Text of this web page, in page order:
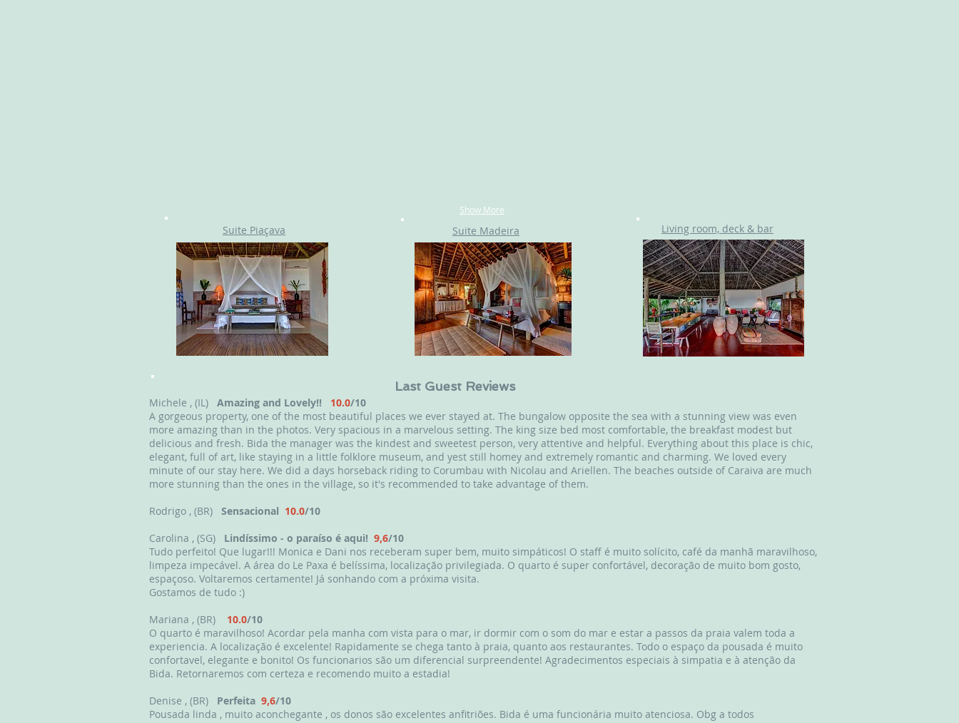
Show More
Suite Piaçava Suite Madeira Living room, deck & bar
Last Guest Reviews
Michele , (IL) Amazing and Lovely!! 10.0/10
A gorgeous property, one of the most beautiful places we ever stayed at. The bungalow opposite the sea with a stunning view was even
more amazing than in the photos. Very spacious in a marvelous setting. The king size bed most comfortable, the breakfast modest but
delicious and fresh. Bida the manager was the kindest and sweetest person, very attentive and helpful. Everything about this place is chic,
elegant, full of art, like staying in a little folklore museum, and yest still homey and extremely romantic and charming. We loved every
minute of our stay here. We did a days horseback riding to Corumbau with Nicolau and Ariellen. The beaches outside of Caraiva are much
more stunning than the ones in the village, so it's recommended to take advantage of them.
Rodrigo , (BR) Sensacional 10.0/10
Carolina , (SG) Lindíssimo - o paraíso é aqui! 9,6/10
Tudo perfeito! Que lugar!!! Monica e Dani nos receberam super bem, muito simpáticos! O staff é muito solícito, café da manhã maravilhoso,
limpeza impecável. A área do Le Paxa é belíssima, localização privilegiada. O quarto é super confortável, decoração de muito bom gosto,
espaçoso. Voltaremos certamente! Já sonhando com a próxima visita.
Gostamos de tudo :)
Mariana , (BR)
10.0/10
O quarto é maravilhoso! Acordar pela manha com vista para o mar, ir dormir com o som do mar e estar a passos da praia valem toda a
experiencia. A localização é excelente! Rapidamente se chega tanto à praia, quanto aos restaurantes. Todo o espaço da pousada é muito
confortavel, elegante e bonito! Os funcionarios são um diferencial surpreendente! Agradecimentos especiais à simpatia e à atenção da
Bida. Retornaremos com certeza e recomendo muito a estadia!
Denise , (BR) Perfeita 9,6/10
Pousada linda , muito aconchegante , os donos são excelentes anfitriões. Bida é uma funcionária muito atenciosa. Obg a todos